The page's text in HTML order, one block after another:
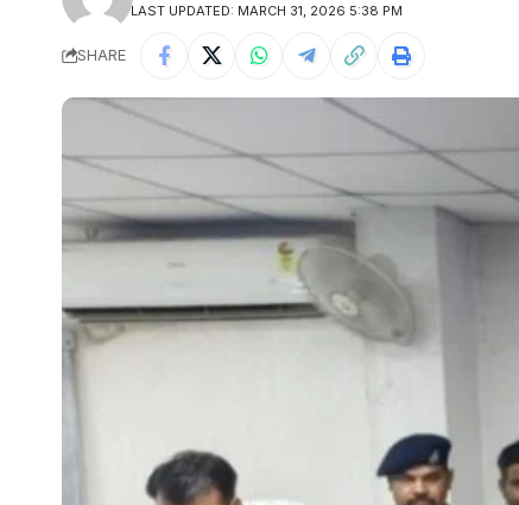
LAST UPDATED: MARCH 31, 2026 5:38 PM
SHARE